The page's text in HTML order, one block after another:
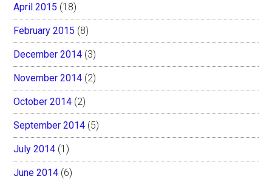
April 2015 (18)
February 2015 (8)
December 2014 (3)
November 2014 (2)
October 2014 (2)
September 2014 (5)
July 2014 (1)
June 2014 (6)